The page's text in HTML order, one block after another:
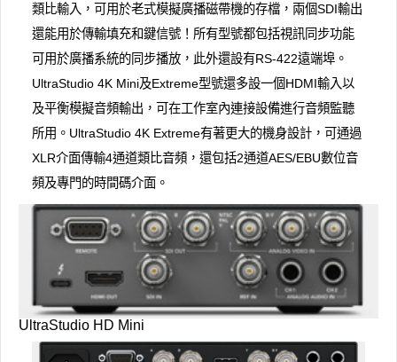
類比輸入，可用於老式模擬廣播磁帶機的存檔，兩個SDI輸出
還能用於傳輸填充和鍵信號！所有型號都包括視訊同步功能
可用於廣播系統的同步播放，此外還設有RS-422遠端埠。
UltraStudio 4K Mini及Extreme型號還多設一個HDMI輸入以
及平衡模擬音頻輸出，可在工作室內連接設備進行音頻監聽
所用。UltraStudio 4K Extreme有著更大的機身設計，可通過
XLR介面傳輸4通道類比音頻，還包括2通道AES/EBU數位音
頻及專門的時間碼介面。
UltraStudio HD Mini